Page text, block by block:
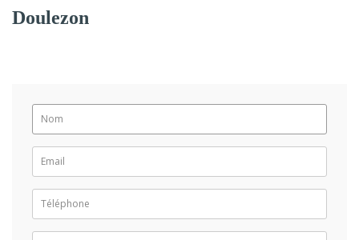
Doulezon